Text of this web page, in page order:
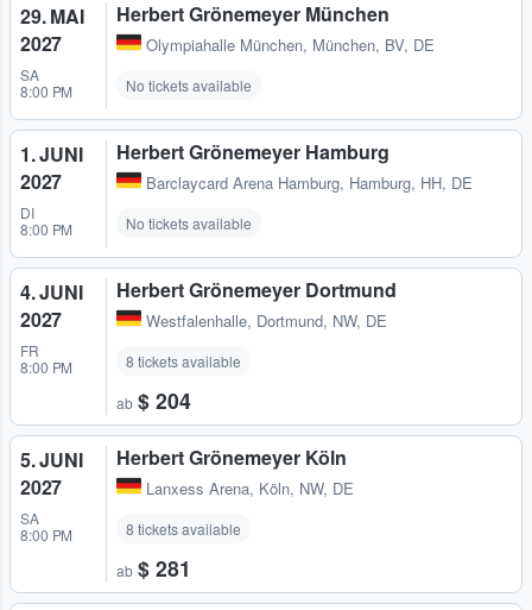
29. MAI
2027
SA
8:00 PM
Herbert Grönemeyer München
Olympiahalle München, München, BV, DE
No tickets available
1. JUNI
2027
DI
8:00 PM
Herbert Grönemeyer Hamburg
Barclaycard Arena Hamburg, Hamburg, HH, DE
No tickets available
4. JUNI
2027
FR
8:00 PM
Herbert Grönemeyer Dortmund
Westfalenhalle, Dortmund, NW, DE
8 tickets available
ab $ 204
5. JUNI
2027
SA
8:00 PM
Herbert Grönemeyer Köln
Lanxess Arena, Köln, NW, DE
8 tickets available
ab $ 281